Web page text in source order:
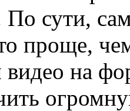
По сути,
проще,
на